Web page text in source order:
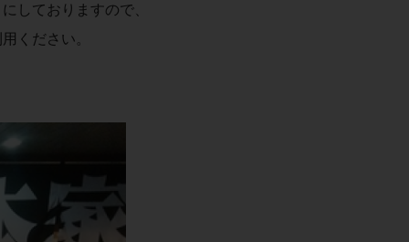
しておりますので、
ください。